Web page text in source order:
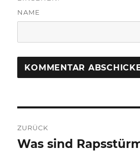
NAME
ZURÜCK
Vorheriger
Was sind